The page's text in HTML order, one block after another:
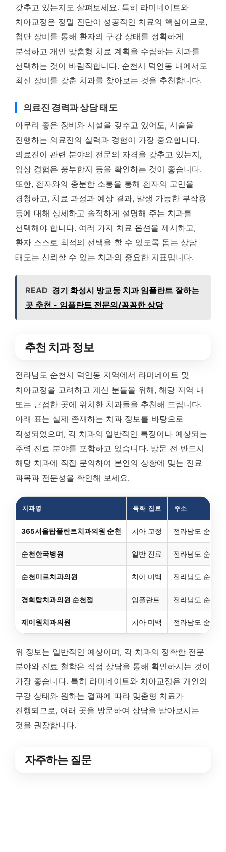
갖추고 있는지도 살펴보세요. 특히 라미네이트와
치아교정은 정밀 진단이 성공적인 치료의 핵심이므로,
첨단 장비를 통해 환자의 구강 상태를 정확하게
분석하고 개인 맞춤형 치료 계획을 수립하는 치과를
선택하는 것이 바람직합니다. 순천시 덕연동 내에서도
최신 장비를 갖춘 치과를 찾아보는 것을 추천합니다.
의료진 경력과 상담 태도
아무리 좋은 장비와 시설을 갖추고 있어도, 시술을
진행하는 의료진의 실력과 경험이 가장 중요합니다.
의료진이 관련 분야의 전문의 자격을 갖추고 있는지,
임상 경험은 풍부한지 등을 확인하는 것이 좋습니다.
또한, 환자와의 충분한 소통을 통해 환자의 고민을
경청하고, 치료 과정과 예상 결과, 발생 가능한 부작용
등에 대해 상세하고 솔직하게 설명해 주는 치과를
선택해야 합니다. 여러 가지 치료 옵션을 제시하고,
환자 스스로 최적의 선택을 할 수 있도록 돕는 상담
태도는 신뢰할 수 있는 치과의 중요한 지표입니다.
READ 경기 화성시 방교동 치과 임플란트 잘하는
곳 추천 - 임플란트 전문의/꼼꼼한 상담
추천 치과 정보
전라남도 순천시 덕연동 지역에서 라미네이트 및
치아교정을 고려하고 계신 분들을 위해, 해당 지역 내
또는 근접한 곳에 위치한 치과들을 추천해 드립니다.
아래 표는 실제 존재하는 치과 정보를 바탕으로
작성되었으며, 각 치과의 일반적인 특징이나 예상되는
주력 진료 분야를 포함하고 있습니다. 방문 전 반드시
해당 치과에 직접 문의하여 본인의 상황에 맞는 진료
과목과 전문성을 확인해 보세요.
치과명 특화 진료 주소
365서울탑플란트치과의원 순천 치아 교정 전라남도 순천
순천한국병원 일반 진료 전라남도 순천
순천미르치과의원 치아 미백 전라남도 순천
경희탑치과의원 순천점 임플란트 전라남도 순천
제이원치과의원 치아 미백 전라남도 순천
위 정보는 일반적인 예상이며, 각 치과의 정확한 전문
분야와 진료 철학은 직접 상담을 통해 확인하시는 것이
가장 좋습니다. 특히 라미네이트와 치아교정은 개인의
구강 상태와 원하는 결과에 따라 맞춤형 치료가
진행되므로, 여러 곳을 방문하여 상담을 받아보시는
것을 권장합니다.
자주하는 질문